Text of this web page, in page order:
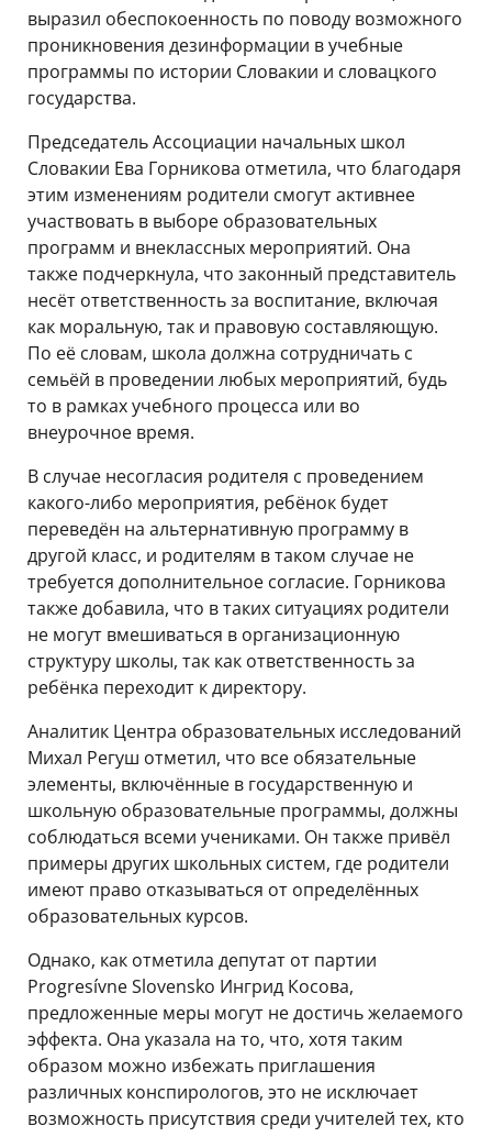
выразил обеспокоенность по поводу возможного
проникновения дезинформации в учебные
программы по истории Словакии и словацкого
государства.
Председатель Ассоциации начальных школ
Словакии Ева Горникова отметила, что благодаря
этим изменениям родители смогут активнее
участвовать в выборе образовательных
программ и внеклассных мероприятий. Она
также подчеркнула, что законный представитель
несёт ответственность за воспитание, включая
как моральную, так и правовую составляющую.
По её словам, школа должна сотрудничать с
семьёй в проведении любых мероприятий, будь
то в рамках учебного процесса или во
внеурочное время.
В случае несогласия родителя с проведением
какого-либо мероприятия, ребёнок будет
переведён на альтернативную программу в
другой класс, и родителям в таком случае не
требуется дополнительное согласие. Горникова
также добавила, что в таких ситуациях родители
не могут вмешиваться в организационную
структуру школы, так как ответственность за
ребёнка переходит к директору.
Аналитик Центра образовательных исследований
Михал Регуш отметил, что все обязательные
элементы, включённые в государственную и
школьную образовательные программы, должны
соблюдаться всеми учениками. Он также привёл
примеры других школьных систем, где родители
имеют право отказываться от определённых
образовательных курсов.
Однако, как отметила депутат от партии
Progresívne Slovensko Ингрид Косова,
предложенные меры могут не достичь желаемого
эффекта. Она указала на то, что, хотя таким
образом можно избежать приглашения
различных конспирологов, это не исключает
возможность присутствия среди учителей тех, кто